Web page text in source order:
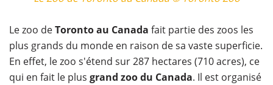
Le zoo deToronto au Canada fait partie des zoos les
plus grands du monde en raison de sa vaste superficie.
En effet, le zoo s'étend sur 287 hectares (710 acres), ce
qui en fait le plus grand zoo du Canada. Il est organisé